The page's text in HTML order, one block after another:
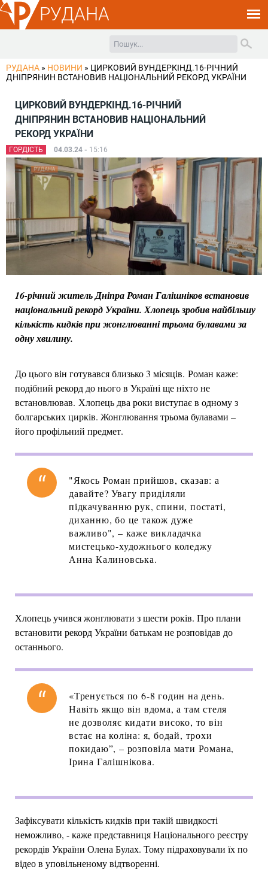
РУДАНА
РУДАНА » НОВИНИ » ЦИРКОВИЙ ВУНДЕРКІНД.16-РІЧНИЙ
ДНІПРЯНИН ВСТАНОВИВ НАЦІОНАЛЬНИЙ РЕКОРД УКРАЇНИ
ЦИРКОВИЙ ВУНДЕРКІНД.16-РІЧНИЙ
ДНІПРЯНИН ВСТАНОВИВ НАЦІОНАЛЬНИЙ
РЕКОРД УКРАЇНИ
ГОРДІСТЬ 04.03.24 - 15:16
16-річний житель Дніпра Роман Галішніков встановив
національний рекорд України. Хлопець зробив найбільшу
кількість кидків при жонглюванні трьома булавами за
одну хвилину.
До цього він готувався близько 3 місяців. Роман каже:
подібний рекорд до нього в Україні ще ніхто не
встановлював. Хлопець два роки виступає в одному з
болгарських цирків. Жонглювання трьома булавами –
його профільний предмет.
"Якось Роман прийшов, сказав: а
давайте? Увагу приділяли
підкачуванню рук, спини, постаті,
диханню, бо це також дуже
важливо", – каже викладачка
мистецько-художнього коледжу
Анна Калиновська.
Хлопець учився жонглювати з шести років. Про плани
встановити рекорд України батькам не розповідав до
останнього.
«Тренується по 6-8 годин на день.
Навіть якщо він вдома, а там стеля
не дозволяє кидати високо, то він
встає на коліна: я, бодай, трохи
покидаю”, – розповіла мати Романа,
Ірина Галішнікова.
Зафіксувати кількість кидків при такій швидкості
неможливо, - каже представниця Національного реєстру
рекордів України Олена Булах. Тому підраховували їх по
відео в уповільненому відтворенні.